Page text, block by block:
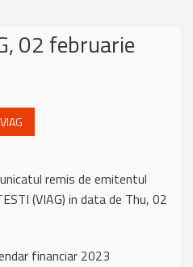
02 februarie
VIAG
remis de emitentul
(VIAG) in data de Thu, 02
financiar 2023